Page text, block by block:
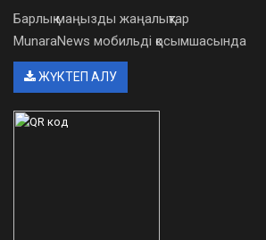
Барлық маңызды жаңалықтар
MunaraNews мобильді қосымшасында
ЖҮКТЕП АЛУ